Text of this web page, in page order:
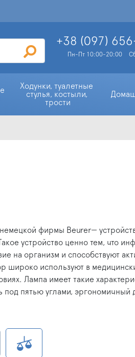
+38 (097)
Пн-Пт 10:00-20:00
Ходунки, туалетные
стулья, костыли,
трости
фирмы Beurer—
устройство ценно тем, что
на организм и способствуют
широко используют в
Лампа имеет такие
под пятью углами, эргономичный